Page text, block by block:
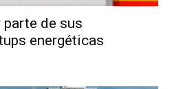
parte de sus
energéticas